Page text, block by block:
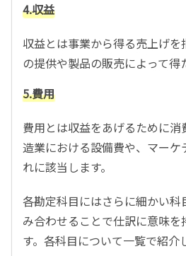
4.収益
収益とは事業から得る売上げ
の提供や製品の販売によって得
5.費用
費用とは収益をあげるために
造業における設備費や、マーケ
れに該当します。
各勘定科目にはさらに細かい科
み合わせることで仕訳に意味
す。各科目について一覧で紹介